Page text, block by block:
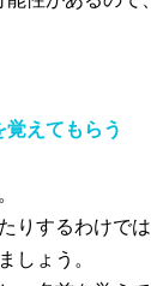
えてもらう
りするわけでは
しょう。